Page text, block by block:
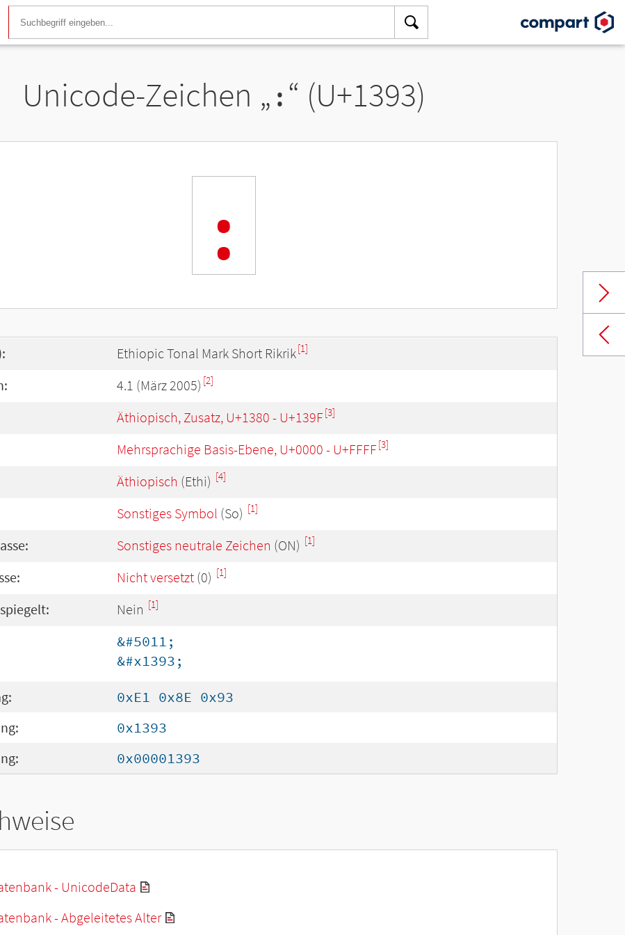
Unicode-Zeichen „᎓“ (U+1393)
᎓
Ethiopic Tonal Mark Short Rikrik[1]
4.1 (März 2005) [2]
Äthiopisch, Zusatz, U+1380 - U+139F[3]
Mehrsprachige Basis-Ebene, U+0000 - U+FFFF[3]
Äthiopisch (Ethi) [4]
Sonstiges Symbol (So) [1]
Sonstiges neutrale Zeichen (ON) [1]
Nicht versetzt (0) [1]
Nein [1]
&#5011;
&#x1393;
0xE1 0x8E 0x93
0x1393
0x00001393
- UnicodeData
- Abgeleitetes Alter